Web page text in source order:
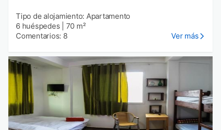
Tipo de alojamiento: Apartamento
6 huéspedes
70 m²
Comentarios: 8
Ver más